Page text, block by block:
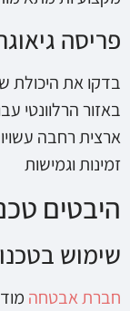
פריסה
בדקו את היכולת
באזור הרלוונטי
ארצית רחבה
זמינות וגמישות
היבטים
שימוש
חברת אבטחה